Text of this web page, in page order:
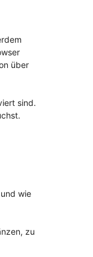
über
sind.
wie
zu